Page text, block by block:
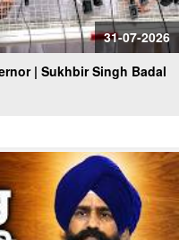
31-07-2026
| Sukhbir Singh Badal